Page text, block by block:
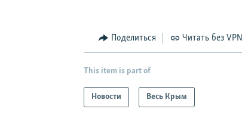
Поделиться Читать без VPN
This item is part of
Новости Весь Крым